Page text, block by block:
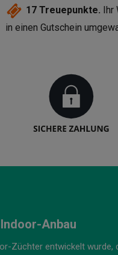
17 Treuepunkte.
in einen Gutschein
Anbau
Züchter entwickelt wurde,